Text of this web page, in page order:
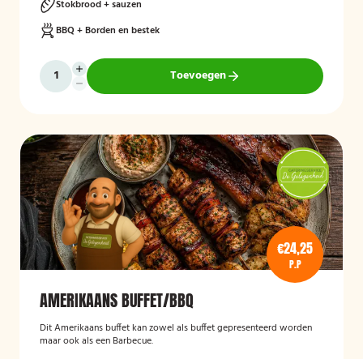
het ophalen van de materialen.
Stokbrood + sauzen
BBQ + Borden en bestek
Toevoegen
€24,25
P.P
AMERIKAANS BUFFET/BBQ
Dit Amerikaans buffet kan zowel als buffet gepresenteerd worden
maar ook als een Barbecue.